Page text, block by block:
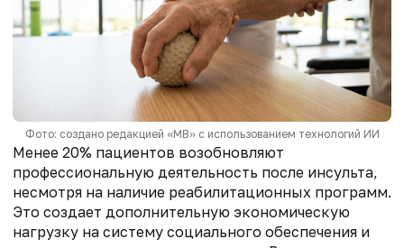
Фото: создано редакцией «МВ» с использованием технологий ИИ
Менее 20% пациентов возобновляют
профессиональную деятельность после инсульта,
несмотря на наличие реабилитационных программ.
Это создает дополнительную экономическую
нагрузку на систему социального обеспечения и